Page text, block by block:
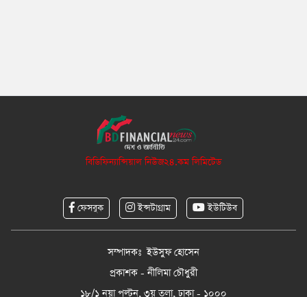
বিডিফিন্যান্সিয়াল নিউজ২৪.কম লিমিটেড
ফেসবুক ইন্সটাগ্রাম ইউটিউব
সম্পাদকঃ ইউসুফ হোসেন
প্রকাশক - নীলিমা চৌধুরী
১৮/১ নয়া পল্টন, ৩য় তলা, ঢাকা - ১০০০